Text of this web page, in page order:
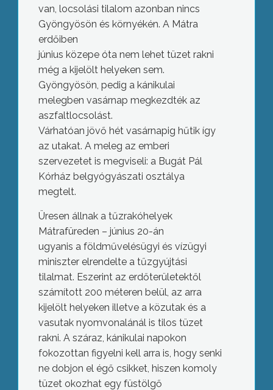
van, locsolási tilalom azonban nincs
Gyöngyösön és környékén. A Mátra
erdőiben
június közepe óta nem lehet tüzet rakni
még a kijelölt helyeken sem.
Gyöngyösön, pedig a kánikulai
melegben vasárnap megkezdték az
aszfaltlocsolást.
Várhatóan jövő hét vasárnapig hűtik így
az utakat. A meleg az emberi
szervezetet is megviseli: a Bugát Pál
Kórház belgyógyászati osztálya
megtelt.
Üresen állnak a tűzrakóhelyek
Mátrafüreden – június 20-án
ugyanis a földművelésügyi és vízügyi
miniszter elrendelte a tűzgyújtási
tilalmat. Eszerint az erdőterületektől
számított 200 méteren belül, az arra
kijelölt helyeken illetve a közutak és a
vasutak nyomvonalánál is tilos tüzet
rakni. A száraz, kánikulai napokon
fokozottan figyelni kell arra is, hogy senki
ne dobjon el égő csikket, hiszen komoly
tüzet okozhat egy füstölgő